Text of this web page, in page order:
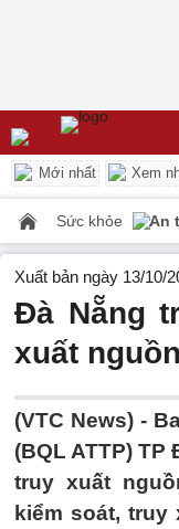
Mới nhất Xem
Sức khỏe An
Xuất bản ngày 13/10/
Đà Nẵng
xuất
(VTC News) -
(BQL ATTP)
truy xuất
kiểm soát,